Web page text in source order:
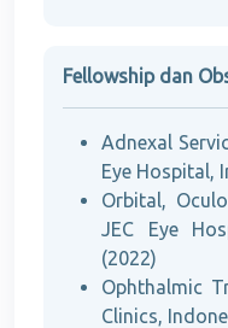
Fellowship dan
Adnexal
Eye Hospital,
Orbital,
JEC Eye
(2022)
Ophthalmic
Clinics,